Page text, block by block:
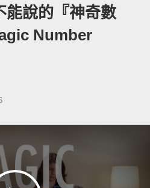
能說的『神奇數
Number